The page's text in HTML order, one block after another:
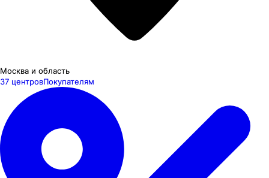
Москва и область
37 центровПокупателям